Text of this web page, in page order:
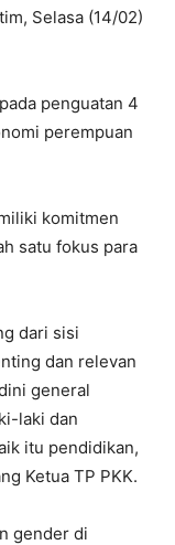
Selasa (14/02)
penguatan 4
perempuan
komitmen
satu fokus para
dari sisi
dan relevan
general
laki dan
itu pendidikan,
Ketua TP PKK.
gender di